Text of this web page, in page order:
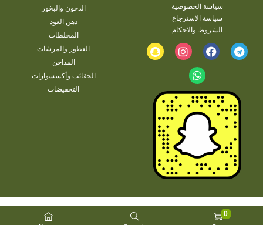
0
الدخون والبخور
دهن العود
المخلطات
العطور والمرشات
المداخن
الحقائب وأكسسوارات
التخفيضات
سياسة الخصوصية
سياسة الاسترجاع
الشروط والاحكام
jbg.ae 2022. All Rights Reserved | Developed By JBG.ae